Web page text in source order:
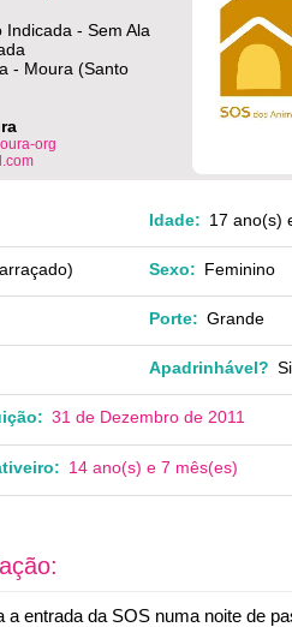
- Sem Ala
- Moura (Santo
org
Idade: 17 ano(s)
Sexo: Feminino
Porte: Grande
Apadrinhável?
31 de Dezembro de 2011
14 ano(s) e 7 mês(es)
a entrada da SOS numa noite de